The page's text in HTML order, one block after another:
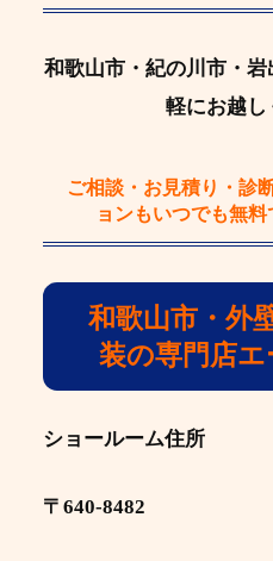
和歌山市・紀の川市・
軽にお越し
ご相談・お見積り・診
ョンもいつでも無料
和歌山市・外
装の専門店
ショールーム住所
〒640-8482